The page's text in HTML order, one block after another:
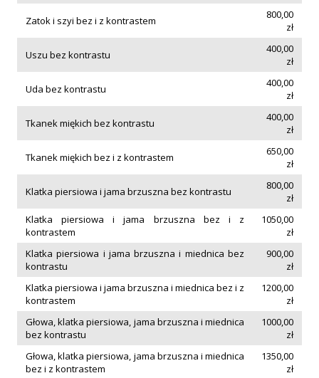
Zatok i szyi bez i z kontrastem
800,00
zł
Uszu bez kontrastu
400,00
zł
Uda bez kontrastu
400,00
zł
Tkanek miękich bez kontrastu
400,00
zł
Tkanek miękich bez i z kontrastem
650,00
zł
Klatka piersiowa i jama brzuszna bez kontrastu
800,00
zł
Klatka piersiowa i jama brzuszna bez i z
kontrastem
1050,00
zł
Klatka piersiowa i jama brzuszna i miednica bez
kontrastu
900,00
zł
Klatka piersiowa i jama brzuszna i miednica bez i z
kontrastem
1200,00
zł
Głowa, klatka piersiowa, jama brzuszna i miednica
bez kontrastu
1000,00
zł
Głowa, klatka piersiowa, jama brzuszna i miednica
bez i z kontrastem
1350,00
zł